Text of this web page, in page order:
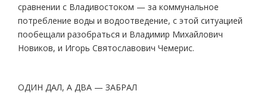
сравнении с Владивостоком — за коммунальное
потребление воды и водоотведение, с этой ситуацией
пообещали разобраться и Владимир Михайлович
Новиков, и Игорь Святославович Чемерис.
ОДИН ДАЛ, А ДВА — ЗАБРАЛ